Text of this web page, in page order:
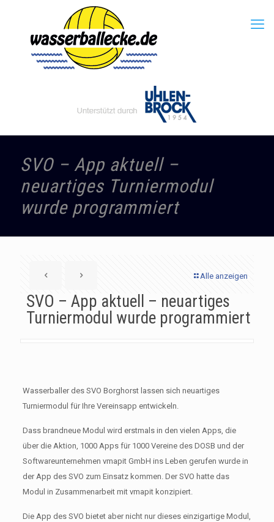
SVO – App aktuell –
neuartiges Turniermodul
wurde programmiert
Alle anzeigen
SVO – App aktuell – neuartiges
Turniermodul wurde programmiert
Wasserballer des SVO Borghorst lassen sich neuartiges
Turniermodul für Ihre Vereinsapp entwickeln.
Dass brandneue Modul wird erstmals in den vielen Apps, die
über die Aktion, 1000 Apps für 1000 Vereine des DOSB und der
Softwareunternehmen vmapit GmbH ins Leben gerufen wurde in
der App des SVO zum Einsatz kommen. Der SVO hatte das
Modul in Zusammenarbeit mit vmapit konzipiert.
Die App des SVO bietet aber nicht nur dieses einzigartige Modul,